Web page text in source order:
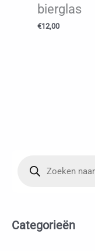
n
z
Categorieën
bierglas
€12,00